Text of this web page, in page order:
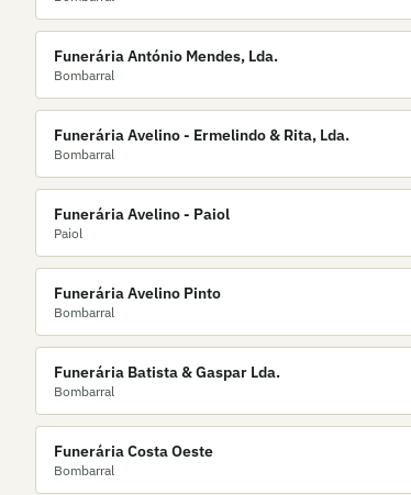
Funerária António Mendes, Lda.
Bombarral
Funerária Avelino - Ermelindo & Rita, Lda.
Bombarral
Funerária Avelino - Paiol
Paiol
Funerária Avelino Pinto
Bombarral
Funerária Batista & Gaspar Lda.
Bombarral
Funerária Costa Oeste
Bombarral